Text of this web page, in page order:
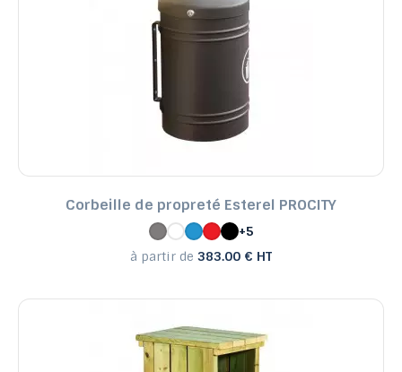
Corbeille de propreté Esterel PROCITY
+5
à partir de 383.00 € HT